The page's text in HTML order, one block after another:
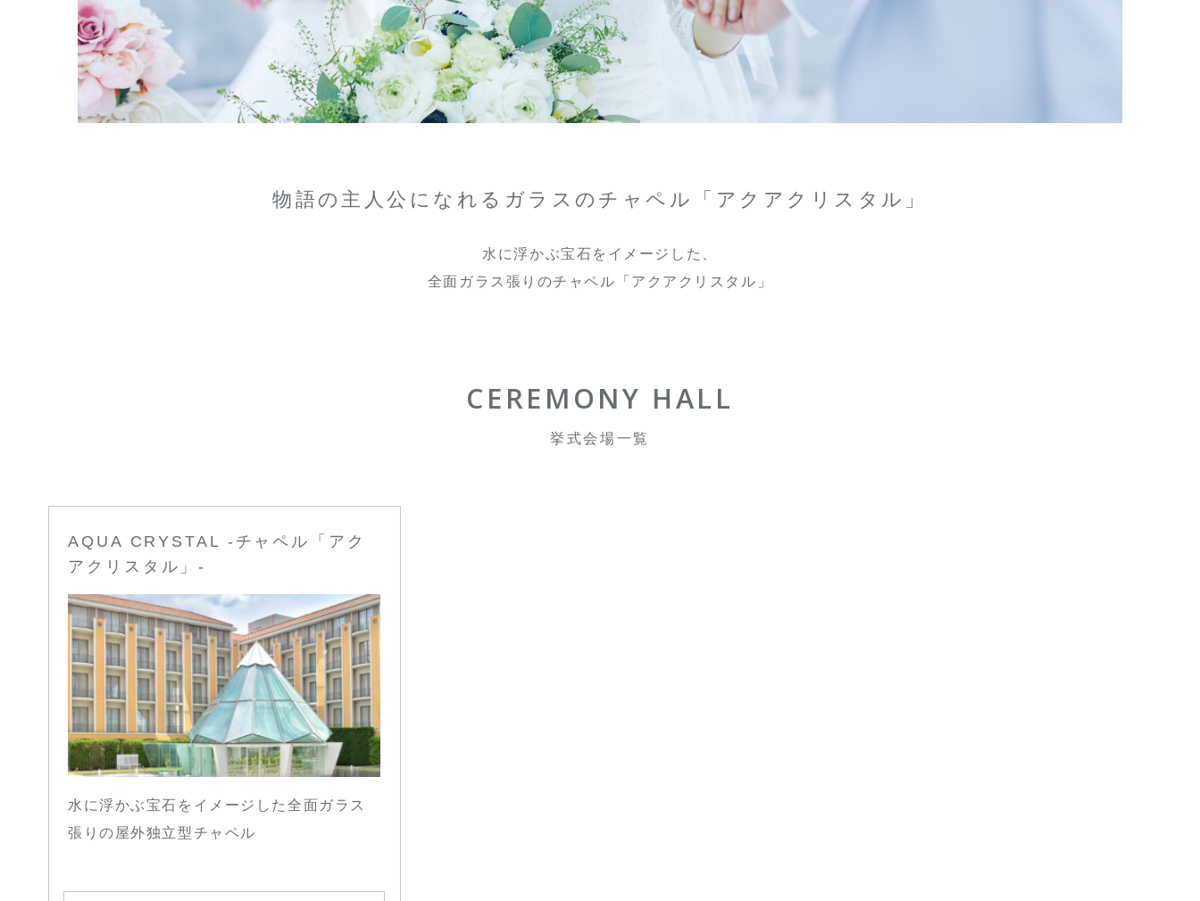
物語の主人公になれるガラスのチャペル「アクアクリスタル」
水に浮かぶ宝石をイメージした、
全面ガラス張りのチャペル「アクアクリスタル」
CEREMONY HALL
挙式会場一覧
AQUA CRYSTAL -チャペル「アク
アクリスタル」-
水に浮かぶ宝石をイメージした全面ガラス
張りの屋外独立型チャペル